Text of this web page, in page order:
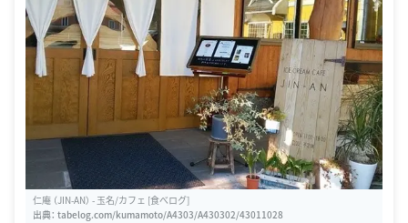
仁庵 （JIN-AN） - 玉名/カフェ [食べログ]
出典： tabelog.com/kumamoto/A4303/A430302/43011028